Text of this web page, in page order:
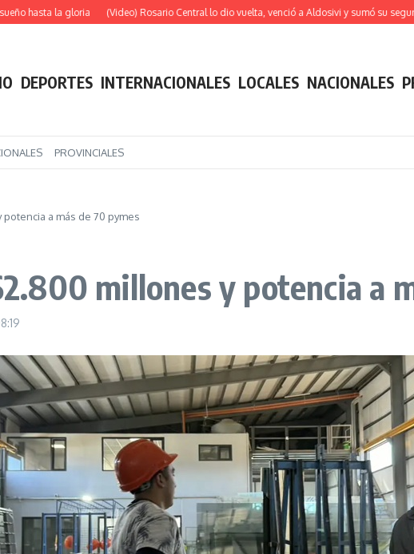
la gloria (Video) Rosario Central lo dio vuelta, venció a Aldosivi y sumó su segunda
DEPORTES INTERNACIONALES LOCALES NACIONALES
PROVINCIALES
a más de 70 pymes
millones y potencia a